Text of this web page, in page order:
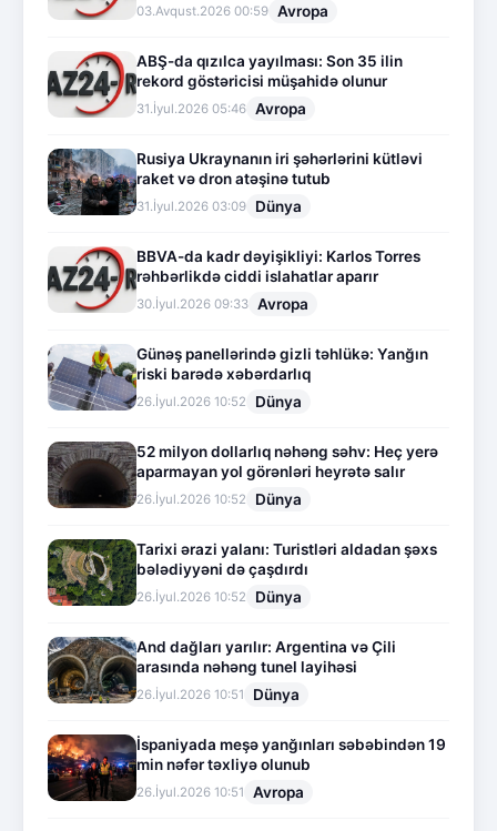
03.Avqust.2026 00:59 Avropa
ABŞ-da qızılca yayılması: Son 35 ilin
rekord göstəricisi müşahidə olunur
31.İyul.2026 05:46 Avropa
Rusiya Ukraynanın iri şəhərlərini kütləvi
raket və dron atəşinə tutub
31.İyul.2026 03:09 Dünya
BBVA-da kadr dəyişikliyi: Karlos Torres
rəhbərlikdə ciddi islahatlar aparır
30.İyul.2026 09:33 Avropa
Günəş panellərində gizli təhlükə: Yanğın
riski barədə xəbərdarlıq
26.İyul.2026 10:52 Dünya
52 milyon dollarlıq nəhəng səhv: Heç yerə
aparmayan yol görənləri heyrətə salır
26.İyul.2026 10:52 Dünya
Tarixi ərazi yalanı: Turistləri aldadan şəxs
bələdiyyəni də çaşdırdı
26.İyul.2026 10:52 Dünya
And dağları yarılır: Argentina və Çili
arasında nəhəng tunel layihəsi
26.İyul.2026 10:51 Dünya
İspaniyada meşə yanğınları səbəbindən 19
min nəfər təxliyə olunub
26.İyul.2026 10:51 Avropa